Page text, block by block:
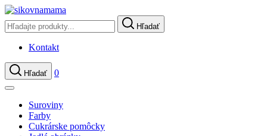
Hľadať
Kontakt
Hľadať 0
Suroviny
Farby
Cukrárske pomôcky